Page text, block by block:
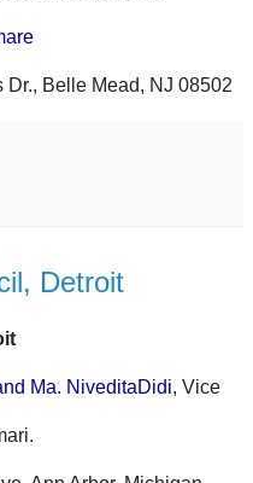
Dr., Belle Mead, NJ 08502
Detroit
Ma. NiveditaDidi, Vice